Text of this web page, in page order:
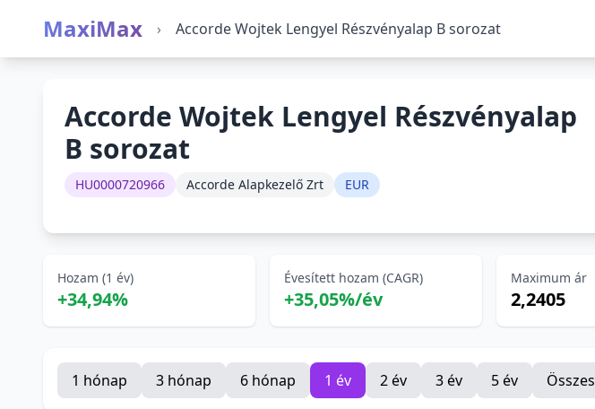
MaxiMax › Accorde Wojtek Lengyel Részvényalap B sorozat
Accorde Wojtek Lengyel Részvényalap
B sorozat
HU0000720966 Accorde Alapkezelő Zrt EUR
Hozam (1 év)
+34,94%
Évesített hozam (CAGR)
+35,05%/év
Maximum ár
2,2405
1 hónap 3 hónap 6 hónap 1 év 2 év 3 év 5 év Összes